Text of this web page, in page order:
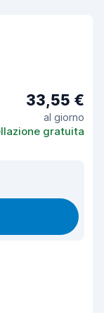
33,55 €
al giorno
gratuita